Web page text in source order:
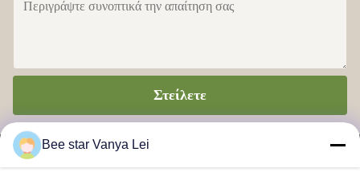
Στείλετε
Bee star Vanya Lei